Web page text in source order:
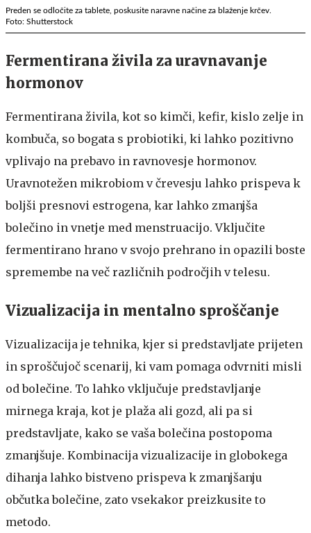
Preden se odločite za tablete, poskusite naravne načine za blaženje krčev.
Foto: Shutterstock
Fermentirana živila za uravnavanje
hormonov
Fermentirana živila, kot so kimči, kefir, kislo zelje in
kombuča, so bogata s probiotiki, ki lahko pozitivno
vplivajo na prebavo in ravnovesje hormonov.
Uravnotežen mikrobiom v črevesju lahko prispeva k
boljši presnovi estrogena, kar lahko zmanjša
bolečino in vnetje med menstruacijo. Vključite
fermentirano hrano v svojo prehrano in opazili boste
spremembe na več različnih področjih v telesu.
Vizualizacija in mentalno sproščanje
Vizualizacija je tehnika, kjer si predstavljate prijeten
in sproščujoč scenarij, ki vam pomaga odvrniti misli
od bolečine. To lahko vključuje predstavljanje
mirnega kraja, kot je plaža ali gozd, ali pa si
predstavljate, kako se vaša bolečina postopoma
zmanjšuje. Kombinacija vizualizacije in globokega
dihanja lahko bistveno prispeva k zmanjšanju
občutka bolečine, zato vsekakor preizkusite to
metodo.